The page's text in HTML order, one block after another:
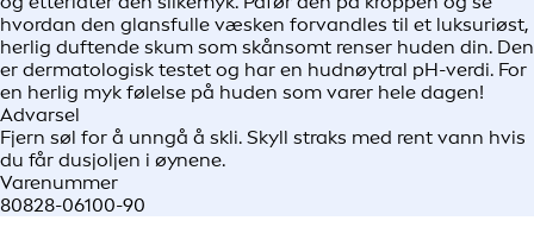
hvordan den glansfulle væsken forvandles til et luksuriøst,
herlig duftende skum som skånsomt renser huden din. Den
er dermatologisk testet og har en hudnøytral pH-verdi. For
en herlig myk følelse på huden som varer hele dagen!
Advarsel
Fjern søl for å unngå å skli. Skyll straks med rent vann hvis
du får dusjoljen i øynene.
Varenummer
80828-06100-90